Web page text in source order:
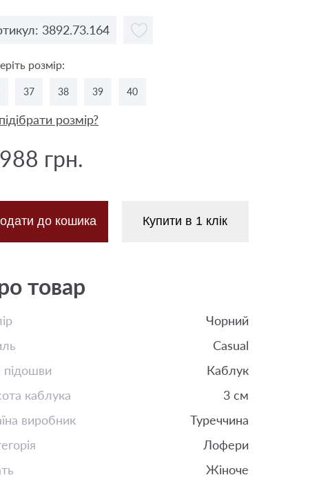
3892.73.164
розмір:
37 38 39 40
розмір?
грн.
до кошика Купити в 1 клік
товар
Чорний
Casual
підошви
Каблук
каблука
3 см
виробник
Туреччина
Лофери
Жіноче